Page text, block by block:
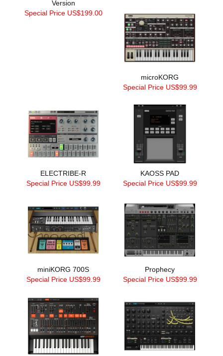
Version
Special Price US$199.00
microKORG
Special Price US$99.99
ELECTRIBE-R
Special Price US$99.99
KAOSS PAD
Special Price US$99.99
miniKORG 700S
Special Price US$99.99
Prophecy
Special Price US$99.99